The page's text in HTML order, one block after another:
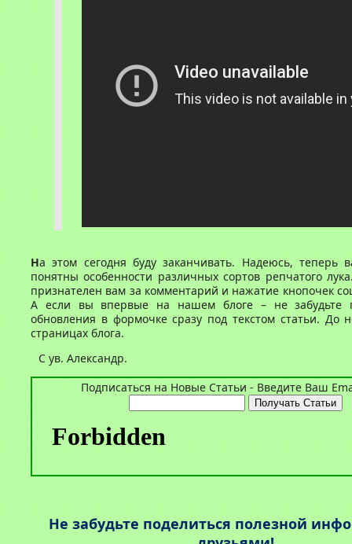
На этом сегодня буду заканчивать. Надеюсь, теперь
понятны особенности различных сортов репчатого
признателен вам за комментарий и нажатие кнопочек
А если вы впервые на нашем блоге – не забудьте
обновления в формочке сразу под текстом статьи. До
страницах блога.
С ув. Александр.
Подписаться на Новые Статьи - Введите Ваш
Не забудьте поделиться полезной